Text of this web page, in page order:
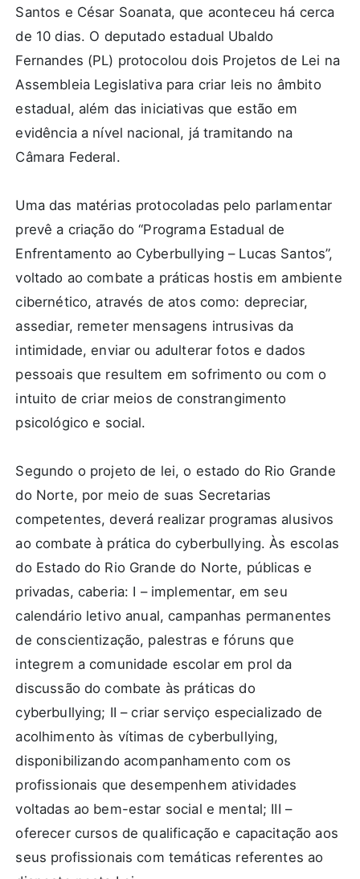
Santos e César Soanata, que aconteceu há cerca
de 10 dias. O deputado estadual Ubaldo
Fernandes (PL) protocolou dois Projetos de Lei na
Assembleia Legislativa para criar leis no âmbito
estadual, além das iniciativas que estão em
evidência a nível nacional, já tramitando na
Câmara Federal.
Uma das matérias protocoladas pelo parlamentar
prevê a criação do “Programa Estadual de
Enfrentamento ao Cyberbullying – Lucas Santos”,
voltado ao combate a práticas hostis em ambiente
cibernético, através de atos como: depreciar,
assediar, remeter mensagens intrusivas da
intimidade, enviar ou adulterar fotos e dados
pessoais que resultem em sofrimento ou com o
intuito de criar meios de constrangimento
psicológico e social.
Segundo o projeto de lei, o estado do Rio Grande
do Norte, por meio de suas Secretarias
competentes, deverá realizar programas alusivos
ao combate à prática do cyberbullying. Às escolas
do Estado do Rio Grande do Norte, públicas e
privadas, caberia: I – implementar, em seu
calendário letivo anual, campanhas permanentes
de conscientização, palestras e fóruns que
integrem a comunidade escolar em prol da
discussão do combate às práticas do
cyberbullying; II – criar serviço especializado de
acolhimento às vítimas de cyberbullying,
disponibilizando acompanhamento com os
profissionais que desempenhem atividades
voltadas ao bem-estar social e mental; III –
oferecer cursos de qualificação e capacitação aos
seus profissionais com temáticas referentes ao